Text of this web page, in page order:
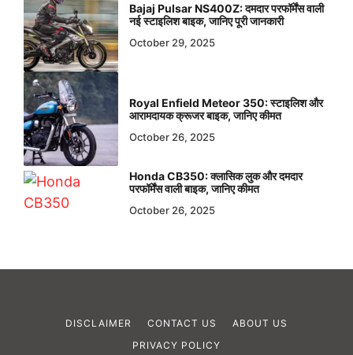
Bajaj Pulsar NS400Z: दमदार परफॉर्मेंस वाली
नई स्टाइलिश बाइक, जानिए पूरी जानकारी
October 29, 2025
Royal Enfield Meteor 350: स्टाइलिश और
आरामदायक क्रूजर बाइक, जानिए कीमत
October 26, 2025
Honda CB350: क्लासिक लुक और दमदार
परफॉर्मेंस वाली बाइक, जानिए कीमत
October 26, 2025
DISCLAIMER CONTACT US
ABOUT US
PRIVACY POLICY